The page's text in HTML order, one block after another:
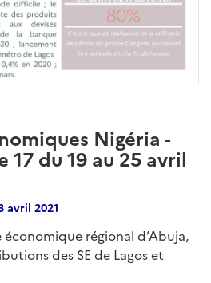
Nigéria -
17 du 19 au 25 avril
avril 2021
régional d’Abuja,
des SE de Lagos et